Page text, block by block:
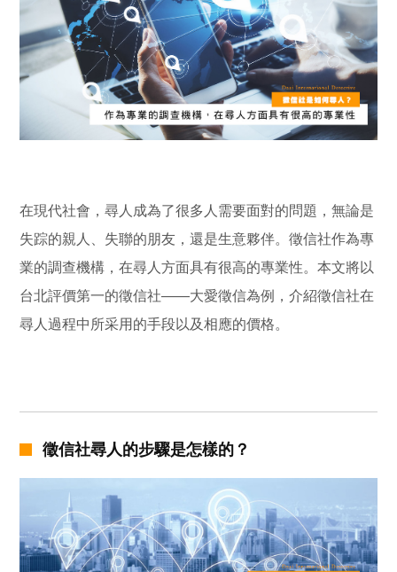
在現代社會，尋人成為了很多人需要面對的問題，無論是
失踪的親人、失聯的朋友，還是生意夥伴。徵信社作為專
業的調查機構，在尋人方面具有很高的專業性。本文將以
台北評價第一的徵信社——大愛徵信為例，介紹徵信社在
尋人過程中所采用的手段以及相應的價格。
徵信社尋人的步驟是怎樣的？